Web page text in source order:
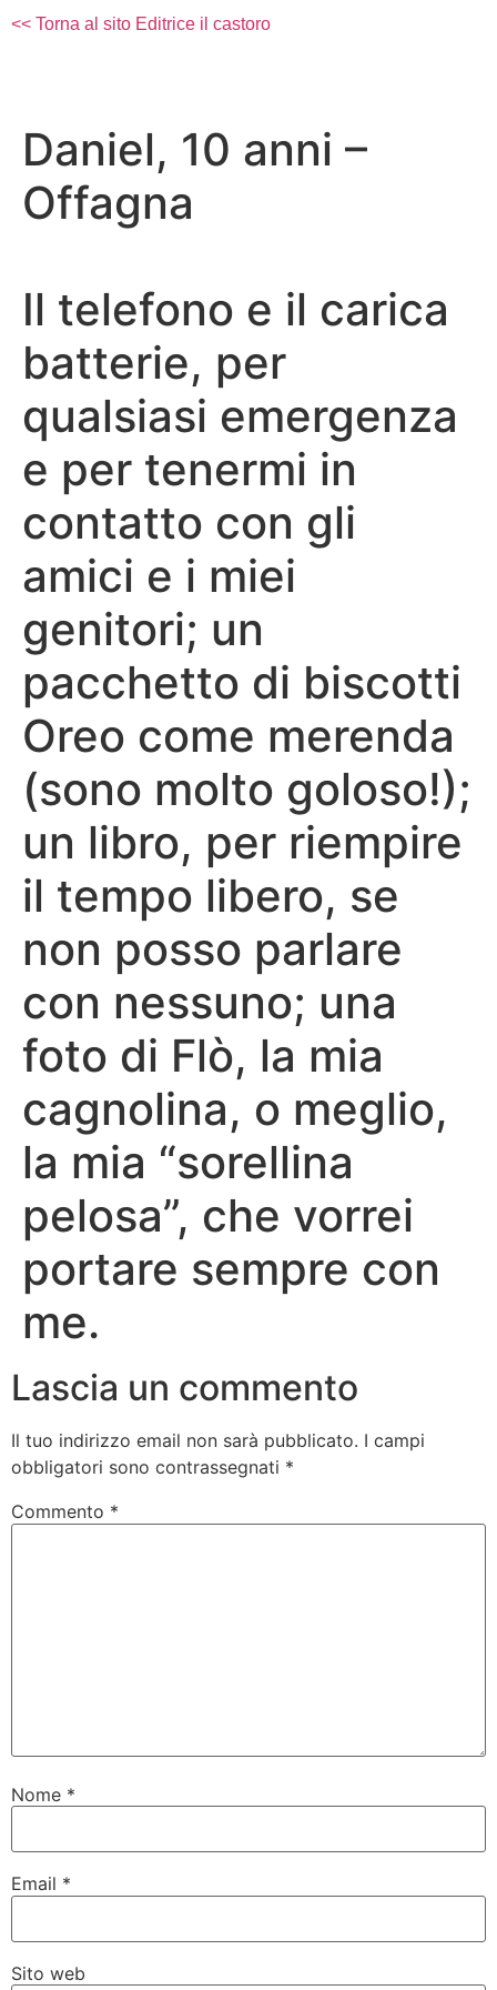
<< Torna al sito Editrice il castoro
Daniel, 10 anni –
Offagna
Il telefono e il carica
batterie, per
qualsiasi emergenza
e per tenermi in
contatto con gli
amici e i miei
genitori; un
pacchetto di biscotti
Oreo come merenda
(sono molto goloso!);
un libro, per riempire
il tempo libero, se
non posso parlare
con nessuno; una
foto di Flò, la mia
cagnolina, o meglio,
la mia “sorellina
pelosa”, che vorrei
portare sempre con
me.
Lascia un commento
Il tuo indirizzo email non sarà pubblicato. I campi
obbligatori sono contrassegnati *
Commento *
Nome *
Email *
Sito web